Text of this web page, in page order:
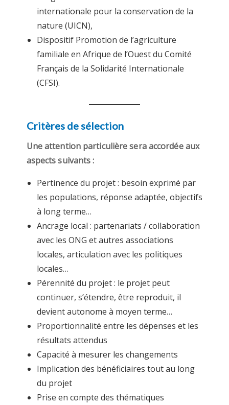
internationale pour la conservation de la
nature (UICN),
Dispositif Promotion de l’agriculture
familiale en Afrique de l’Ouest du Comité
Français de la Solidarité Internationale
(CFSI).
Critères de sélection
Une attention particulière sera accordée aux
aspects suivants :
Pertinence du projet : besoin exprimé par
les populations, réponse adaptée, objectifs
à long terme…
Ancrage local : partenariats / collaboration
avec les ONG et autres associations
locales, articulation avec les politiques
locales…
Pérennité du projet : le projet peut
continuer, s’étendre, être reproduit, il
devient autonome à moyen terme…
Proportionnalité entre les dépenses et les
résultats attendus
Capacité à mesurer les changements
Implication des bénéficiaires tout au long
du projet
Prise en compte des thématiques